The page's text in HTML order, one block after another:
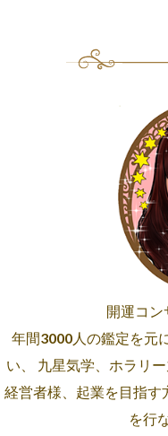
開運コン
年間3000人の鑑定を元
い、 九星気学、ホラリ
経営者様、起業を目指
を行